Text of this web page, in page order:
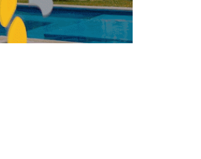
Mujeres ganan
participación en la toma
de decisiones en Semovi